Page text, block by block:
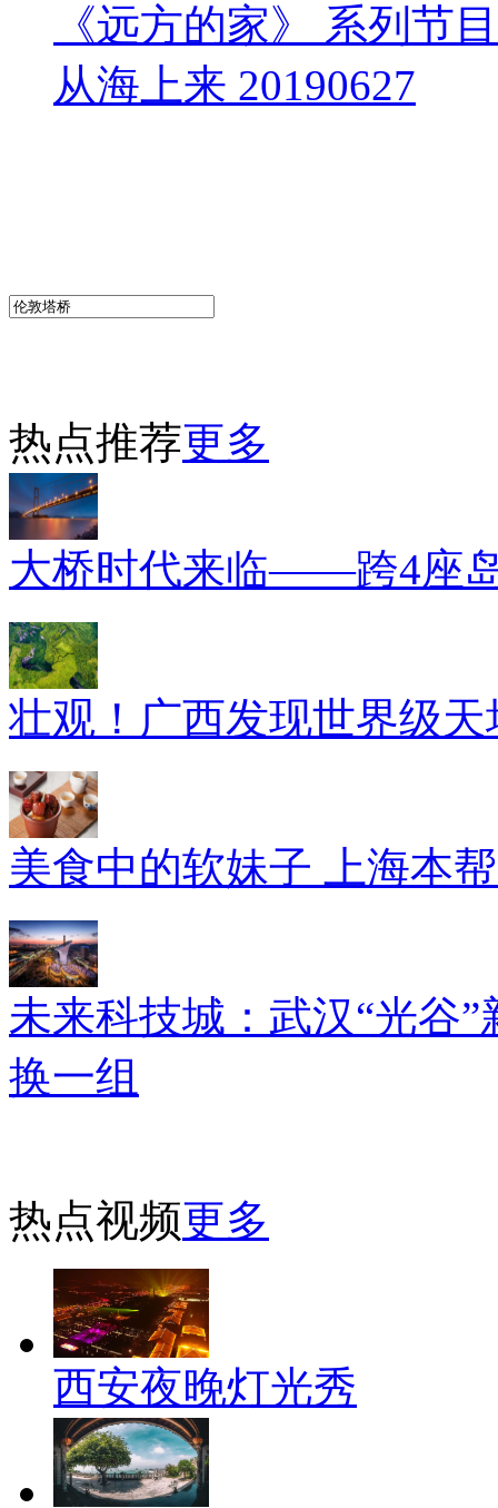
《远方的家》 系列
从海上来 20190627
热点推荐更多
大桥时代来临——跨4座
壮观！广西发现世界级
美食中的软妹子 上海本
未来科技城：武汉“光谷”
换一组
热点视频更多
西安夜晚灯光秀